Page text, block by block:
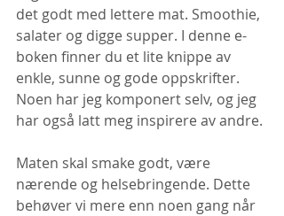
det godt med lettere mat. Smoothie,
salater og digge supper. I denne e-
boken finner du et lite knippe av
enkle, sunne og gode oppskrifter.
Noen har jeg komponert selv, og jeg
har også latt meg inspirere av andre.
Maten skal smake godt, være
nærende og helsebringende. Dette
behøver vi mere enn noen gang når